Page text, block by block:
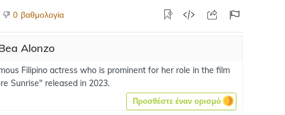
0 βαθμολογία
Alonzo
Filipino actress who is prominent for her role in the film
Sunrise" released in 2023.
Προσθέστε έναν ορισμό